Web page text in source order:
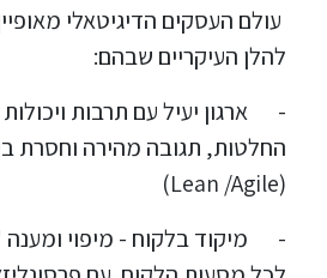
עולם העסקים הדיגיטאלי
להלן העיקריים שבהם:
-
ארגון יעיל עם תרבות
החלטות, תגובה מהירה וחסרת
(Lean /Agile)
-
מיקוד בלקוח - מיפוי